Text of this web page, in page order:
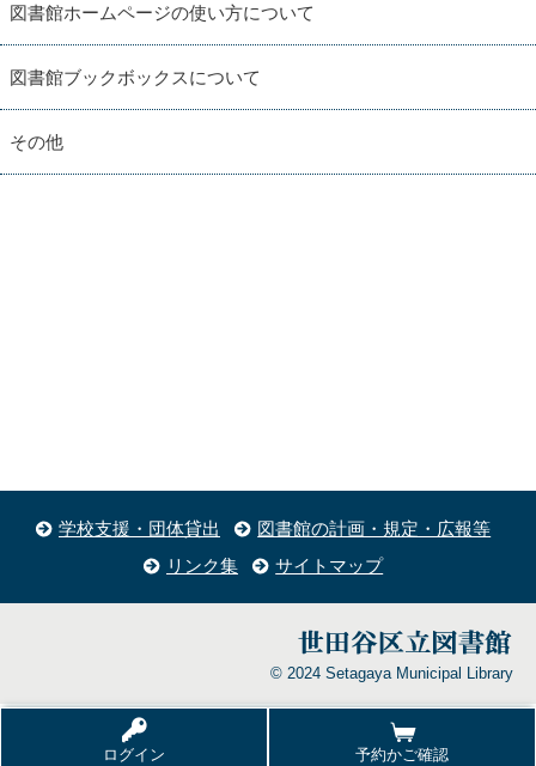
ログイン 予約かご確認
図書館ホームページの使い方について
図書館ブックボックスについて
その他
学校支援・団体貸出
図書館の計画・規定・広報等
リンク集
サイトマップ
© 2024 Setagaya Municipal Library